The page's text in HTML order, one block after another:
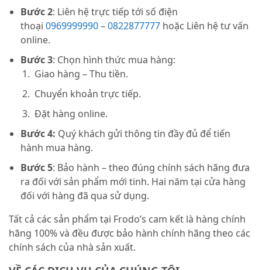
Bước 2: Liên hệ trực tiếp tới số điện
thoại 0969999990–0822877777 hoặc Liên hệ tư vấn
online.
Bước 3: Chọn hình thức mua hàng:
Giao hàng – Thu tiền.
Chuyển khoản trực tiếp.
Đặt hàng online.
Bước 4: Quý khách gửi thông tin đầy đủ để tiến
hành mua hàng.
Bước 5: Bảo hành – theo đúng chính sách hãng đưa
ra đối với sản phẩm mới tinh. Hai năm tại cửa hàng
đối với hàng đã qua sử dụng.
Tất cả các sản phẩm tại Frodo’s cam kết là hàng chính
hãng 100% và đều được bảo hành chính hãng theo các
chính sách của nhà sản xuất.